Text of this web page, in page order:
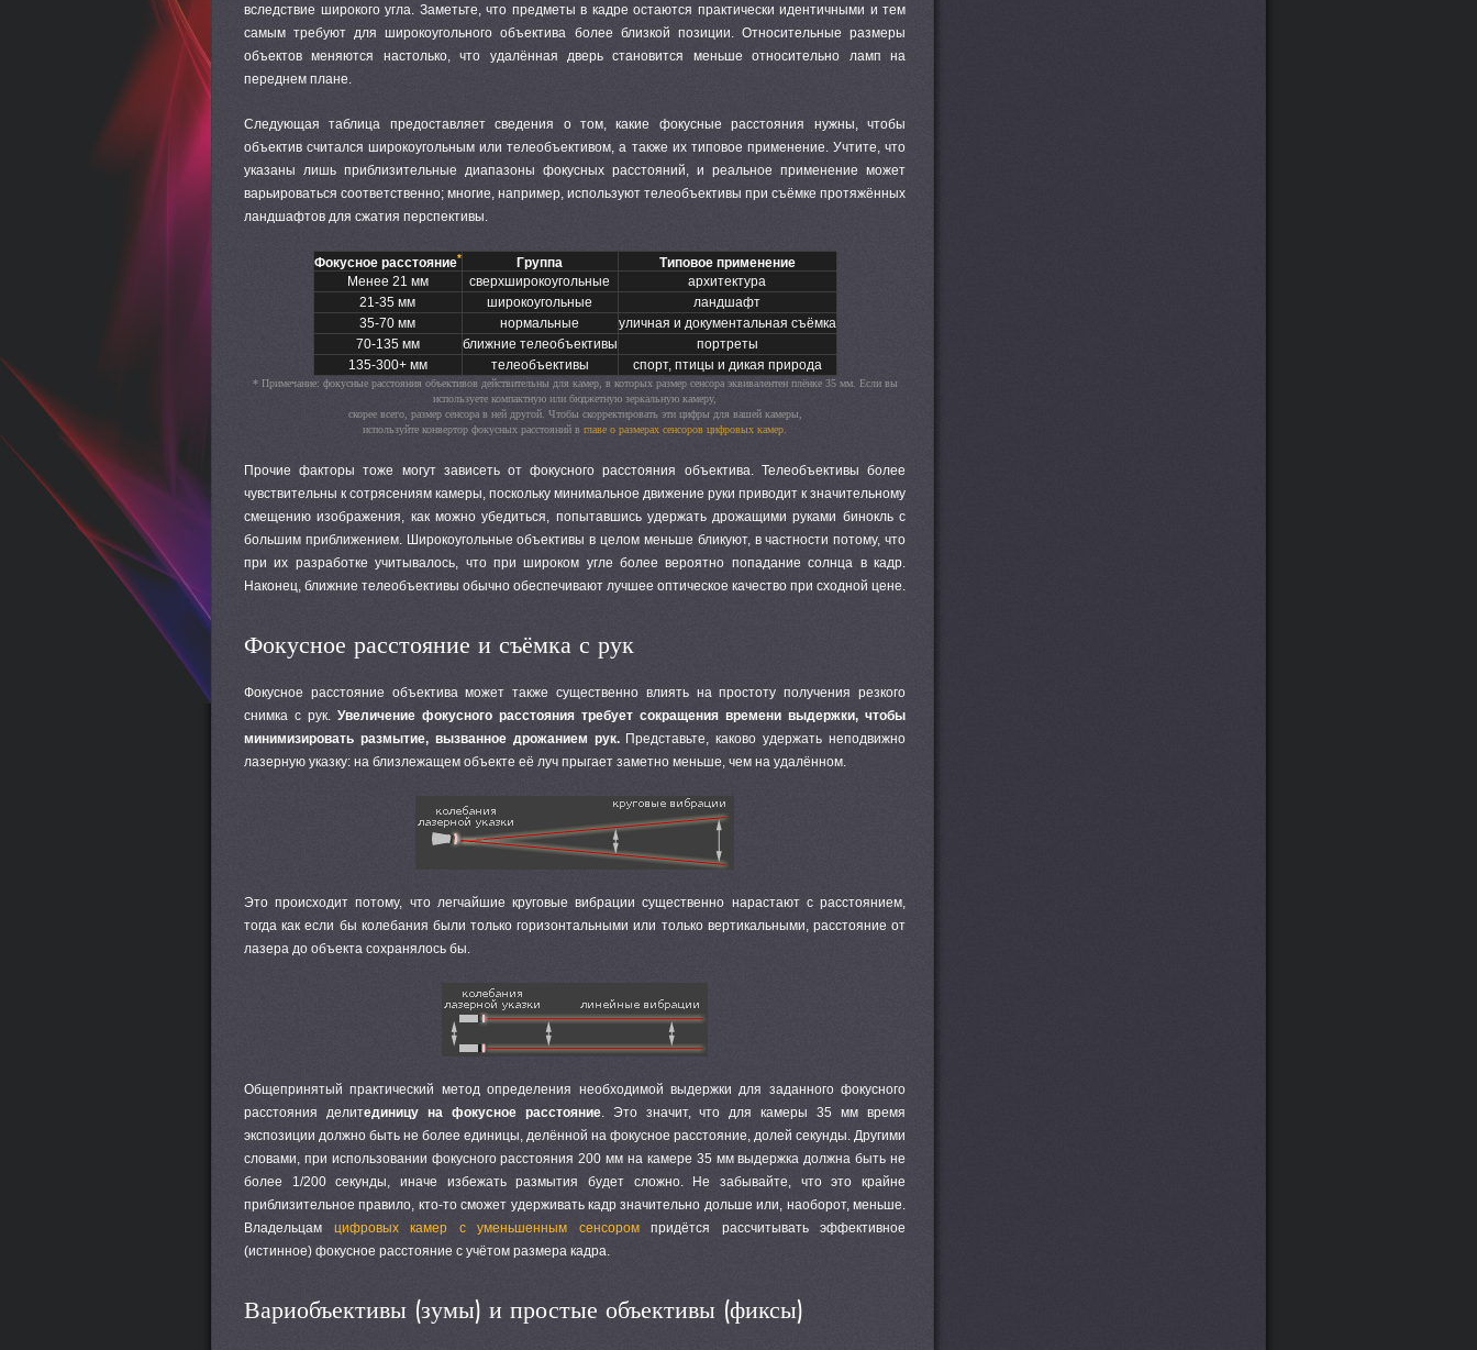
вследствие широкого угла. Заметьте, что предметы в кадре остаются практически идентичными и тем
самым требуют для широкоугольного объектива более близкой позиции. Относительные размеры
объектов меняются настолько, что удалённая дверь становится меньше относительно ламп на
переднем плане.
Следующая таблица предоставляет сведения о том, какие фокусные расстояния нужны, чтобы
объектив считался широкоугольным или телеобъективом, а также их типовое применение. Учтите, что
указаны лишь приблизительные диапазоны фокусных расстояний, и реальное применение может
варьироваться соответственно; многие, например, используют телеобъективы при съёмке протяжённых
ландшафтов для сжатия перспективы.
Фокусное расстояние* Группа
Типовое применение
Менее 21 мм
сверхширокоугольные
архитектура
21-35 мм
широкоугольные
ландшафт
35-70 мм
нормальные
уличная и документальная съёмка
70-135 мм
ближние телеобъективы
портреты
135-300+ мм
телеобъективы спорт, птицы и дикая природа
* Примечание: фокусные расстояния объективов действительны для камер, в которых размер сенсора эквивалентен плёнке 35 мм. Если вы
используете компактную или бюджетную зеркальную камеру,
скорее всего, размер сенсора в ней другой. Чтобы скорректировать эти цифры для вашей камеры,
используйте конвертор фокусных расстояний в главе о размерах сенсоров цифровых камер
Прочие факторы тоже могут зависеть от фокусного расстояния объектива. Телеобъективы более
чувствительны к сотрясениям камеры, поскольку минимальное движение руки приводит к значительному
смещению изображения, как можно убедиться, попытавшись удержать дрожащими руками бинокль с
большим приближением. Широкоугольные объективы в целом меньше бликуют, в частности потому, что
при их разработке учитывалось, что при широком угле более вероятно попадание солнца в кадр.
Наконец, ближние телеобъективы обычно обеспечивают лучшее оптическое качество при сходной цене.
Фокусное расстояние и съёмка с рук
Фокусное расстояние объектива может также существенно влиять на простоту получения резкого
снимка с рук. Увеличение фокусного расстояния требует сокращения времени выдержки, чтобы
минимизировать размытие, вызванное дрожанием рук.Представьте, каково удержать неподвижно
лазерную указку: на близлежащем объекте её луч прыгает заметно меньше, чем на удалённом.
Это происходит потому, что легчайшие круговые вибрации существенно нарастают с расстоянием,
тогда как если бы колебания были только горизонтальными или только вертикальными, расстояние от
лазера до объекта сохранялось бы.
Общепринятый практический метод определения необходимой выдержки для заданного фокусного
расстояния делитединицу на фокусное расстояние. Это значит, что для камеры 35 мм время
экспозиции должно быть не более единицы, делённой на фокусное расстояние, долей секунды. Другими
словами, при использовании фокусного расстояния 200 мм на камере 35 мм выдержка должна быть не
более 1/200 секунды, иначе избежать размытия будет сложно. Не забывайте, что это крайне
приблизительное правило, кто-то сможет удерживать кадр значительно дольше или, наоборот, меньше.
Владельцам цифровых камер с уменьшенным сенсоромпридётся рассчитывать эффективное
(истинное) фокусное расстояние с учётом размера кадра.
Вариобъективы (зумы) и простые объективы (фиксы)